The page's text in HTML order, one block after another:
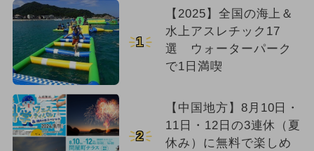
1
【2025】全国の海上＆
水上アスレチック17
選 ウォーターパーク
で1日満喫
2
【中国地方】8月10日・
11日・12日の3連休（夏
休み）に無料で楽しめ